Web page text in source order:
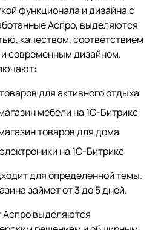
функционала и дизайна с
Аспро, выделяются
качеством, соответствием
современным дизайном.
для активного отдыха
мебели на 1С-Битрикс
товаров для дома
на 1С-Битрикс
для определенной темы.
займет от 3 до 5 дней.
Аспро выделяются